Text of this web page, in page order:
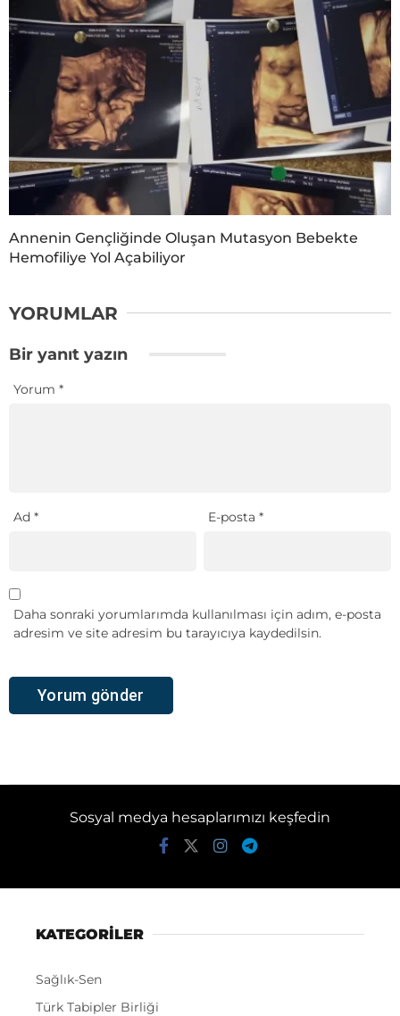
Annenin Gençliğinde Oluşan Mutasyon Bebekte
Hemofiliye Yol Açabiliyor
YORUMLAR
Bir yanıt yazın
Yorum *
Ad * E-posta*
Daha sonraki yorumlarımda kullanılması için adım, e-posta
adresim ve site adresim bu tarayıcıya kaydedilsin.
Sosyal medya hesaplarımızı keşfedin
KATEGORİLER
Sağlık-Sen
Türk Tabipler Birliği